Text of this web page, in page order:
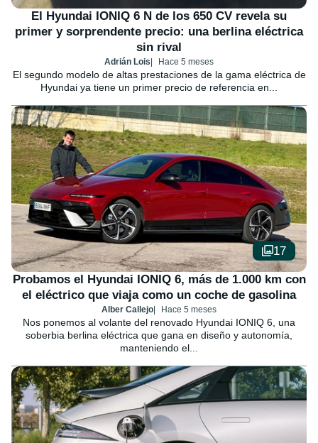
El Hyundai IONIQ 6 N de los 650 CV revela su
primer y sorprendente precio: una berlina eléctrica
sin rival
Adrián Lois Hace 5 meses
El segundo modelo de altas prestaciones de la gama eléctrica de
Hyundai ya tiene un primer precio de referencia en...
17
Probamos el Hyundai IONIQ 6, más de 1.000 km con
el eléctrico que viaja como un coche de gasolina
Alber Callejo Hace 5 meses
Nos ponemos al volante del renovado Hyundai IONIQ 6, una
soberbia berlina eléctrica que gana en diseño y autonomía,
manteniendo el...